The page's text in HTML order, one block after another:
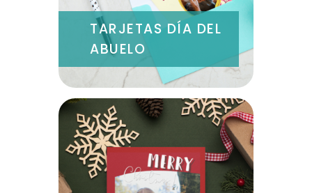
TARJETAS DÍA DEL
ABUELO